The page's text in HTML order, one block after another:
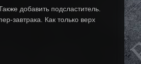
добавить подсластитель.
завтрака. Как только верх